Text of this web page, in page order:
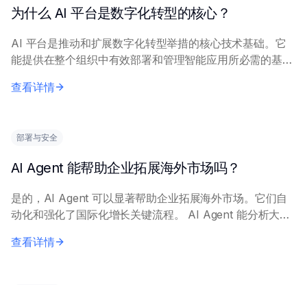
为什么 AI 平台是数字化转型的核心？
AI 平台是推动和扩展数字化转型举措的核心技术基础。它
能提供在整个组织中有效部署和管理智能应用所必需的基础
和监控等核心能力集成到统一环境中。它...
查看详情
部署与安全
AI Agent 能帮助企业拓展海外市场吗？
是的，AI Agent 可以显著帮助企业拓展海外市场。它们自
动化和强化了国际化增长关键流程。 AI Agent 能分析大量
当地法规。它们通过多语言...
查看详情